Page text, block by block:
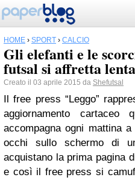
HOME › SPORT › CALCIO
Gli elefanti e le
futsal si affretta
Creato il 03 aprile 2015 da Shefutsal
Il free press “Leggo”
aggiornamento cartaceo
accompagna ogni mattina
occhi sullo schermo di
acquistano la prima pagina
e così il free press si